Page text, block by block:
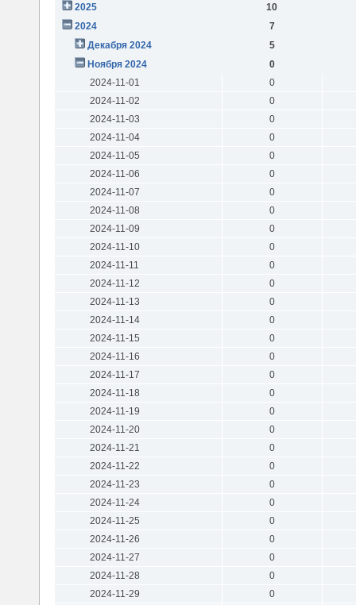
2025
10
2024
7
Декабря 2024
5
Ноября 2024
0
2024-11-01
0
2024-11-02
0
2024-11-03
0
2024-11-04
0
2024-11-05
0
2024-11-06
0
2024-11-07
0
2024-11-08
0
2024-11-09
0
2024-11-10
0
2024-11-11
0
2024-11-12
0
2024-11-13
0
2024-11-14
0
2024-11-15
0
2024-11-16
0
2024-11-17
0
2024-11-18
0
2024-11-19
0
2024-11-20
0
2024-11-21
0
2024-11-22
0
2024-11-23
0
2024-11-24
0
2024-11-25
0
2024-11-26
0
2024-11-27
0
2024-11-28
0
2024-11-29
0